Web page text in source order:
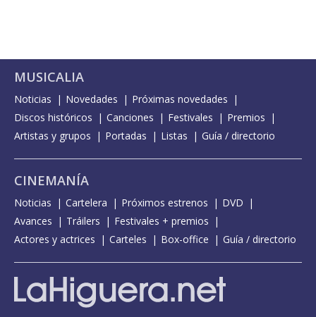
MUSICALIA
Noticias Novedades
Próximas novedades
Discos históricos
Canciones Festivales
Premios
Artistas y grupos
Portadas Listas Guía / directorio
CINEMANÍA
Noticias Cartelera Próximos estrenos
DVD
Avances
Tráilers
Festivales + premios
Actores y actrices
Carteles Box-office Guía / directorio